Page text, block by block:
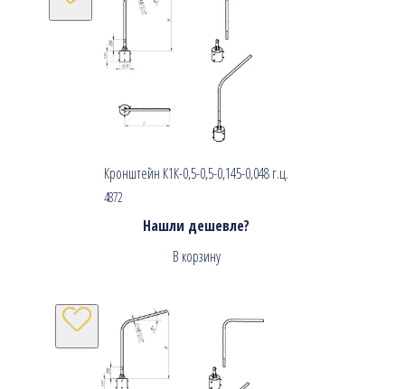
Кронштейн К1К-0,5-0,5-0,145-0,048 г.ц.
4872
Нашли дешевле?
В корзину